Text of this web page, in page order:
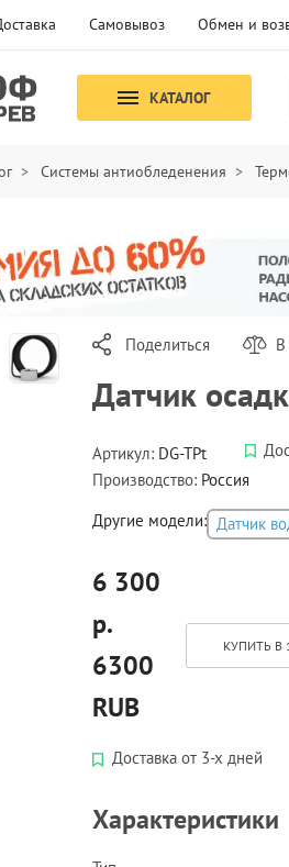
Самовывоз Обмен и
КАТАЛОГ
Системы антиобледенения
Поделиться В
Датчик
Артикул: DG-TPt
Производство: Россия
Другие модели: Датчик
6 300
р.
6300
RUB
КУПИТЬ В
Доставка от 3-х дней
Характеристики